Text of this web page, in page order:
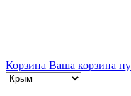
Корзина Ваша корзина